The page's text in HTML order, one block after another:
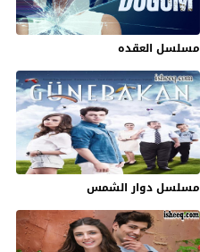
مسلسل العقده
مسلسل دوار الشمس